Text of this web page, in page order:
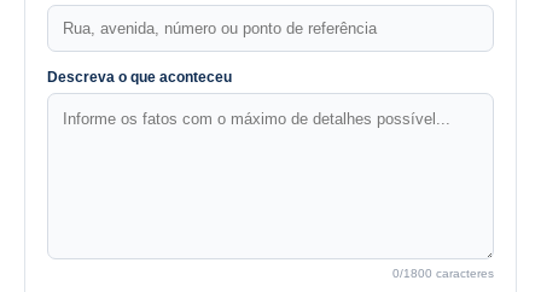
Descreva o que aconteceu
0/1800 caracteres